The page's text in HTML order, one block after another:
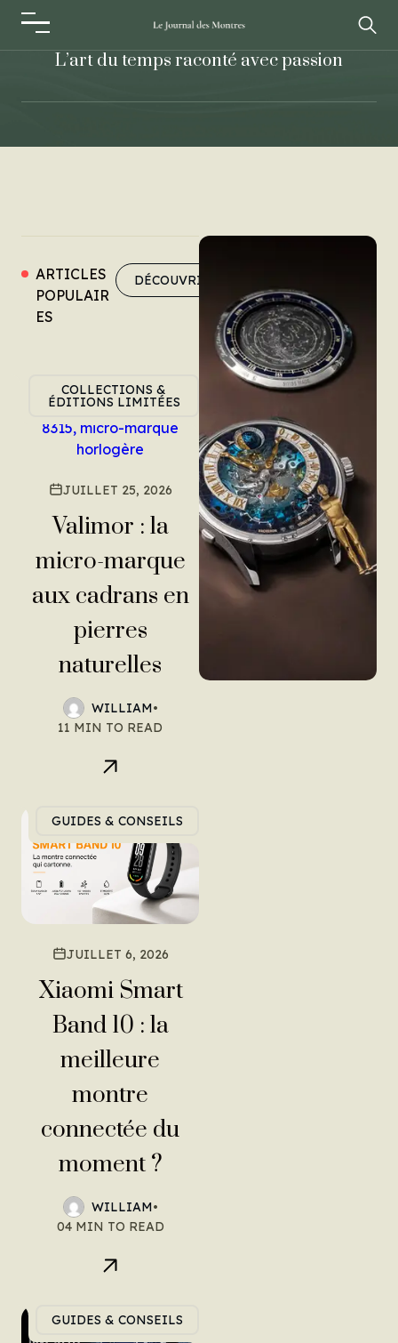
L’art du temps raconté avec passion
ARTICLES
POPULAIR
ES
DÉCOUVRIR PLUS
DÉCOUVRIR PLUS
COLLECTIONS &
ÉDITIONS LIMITÉES
JUILLET 25, 2026
Valimor : la
micro-marque
aux cadrans en
pierres
naturelles
WILLIAM•
11 MIN TO READ
GUIDES & CONSEILS
JUILLET 6, 2026
Xiaomi Smart
Band 10 : la
meilleure
montre
connectée du
moment ?
WILLIAM•
04 MIN TO READ
GUIDES & CONSEILS